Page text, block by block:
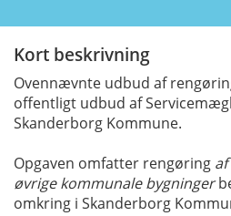
Kort beskrivning
Ovennævnte udbud af
offentligt udbud af
Skanderborg Kommune.
Opgaven omfatter rengøring af
øvrige kommunale bygninger
omkring i Skanderborg